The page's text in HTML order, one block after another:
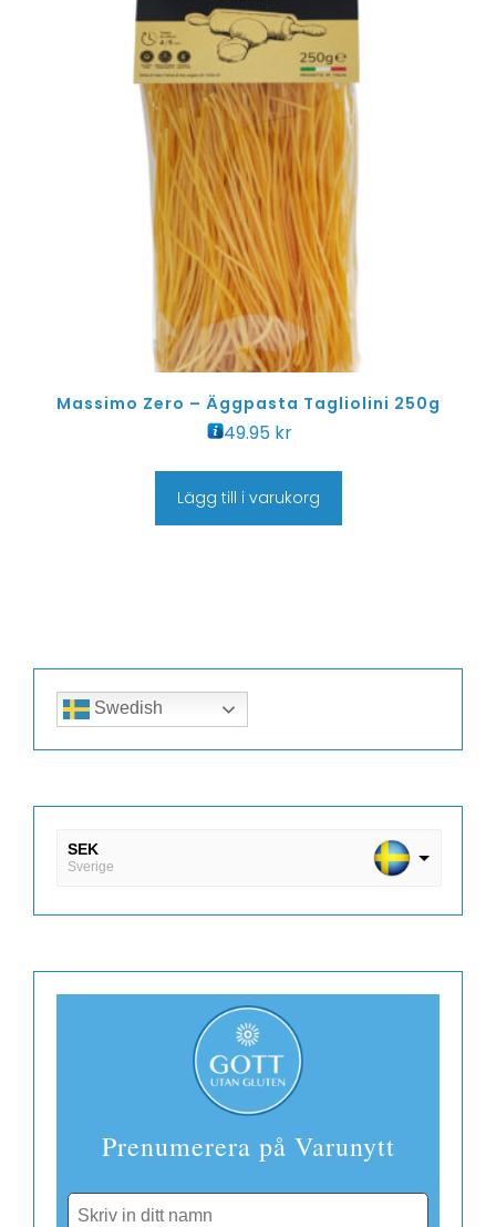
Massimo Zero – Äggpasta Tagliolini 250g
49.95 kr
Lägg till i varukorg
Swedish
SEK
Sverige
EUR
Prenumerera på Varunytt